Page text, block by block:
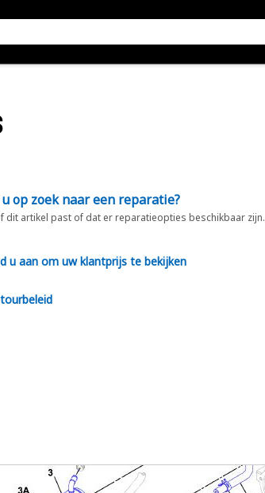
op zoek naar een reparatie?
dit artikel past of dat er reparatieopties beschikbaar zijn.
u aan om uw klantprijs te bekijken